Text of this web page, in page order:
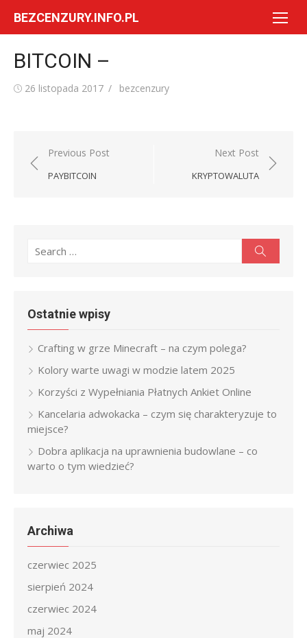
BEZCENZURY.INFO.PL
BITCOIN –
Posted
26 listopada 2017 Author
bezcenzury
Nawigacja
wpisu
Previous Post
PAYBITCOIN
Next Post
KRYPTOWALUTA
Search
Ostatnie wpisy
Crafting w grze Minecraft – na czym polega?
Kolory warte uwagi w modzie latem 2025
Korzyści z Wypełniania Płatnych Ankiet Online
Kancelaria adwokacka – czym się charakteryzuje to
miejsce?
Dobra aplikacja na uprawnienia budowlane – co
warto o tym wiedzieć?
Archiwa
czerwiec 2025
sierpień 2024
czerwiec 2024
maj 2024